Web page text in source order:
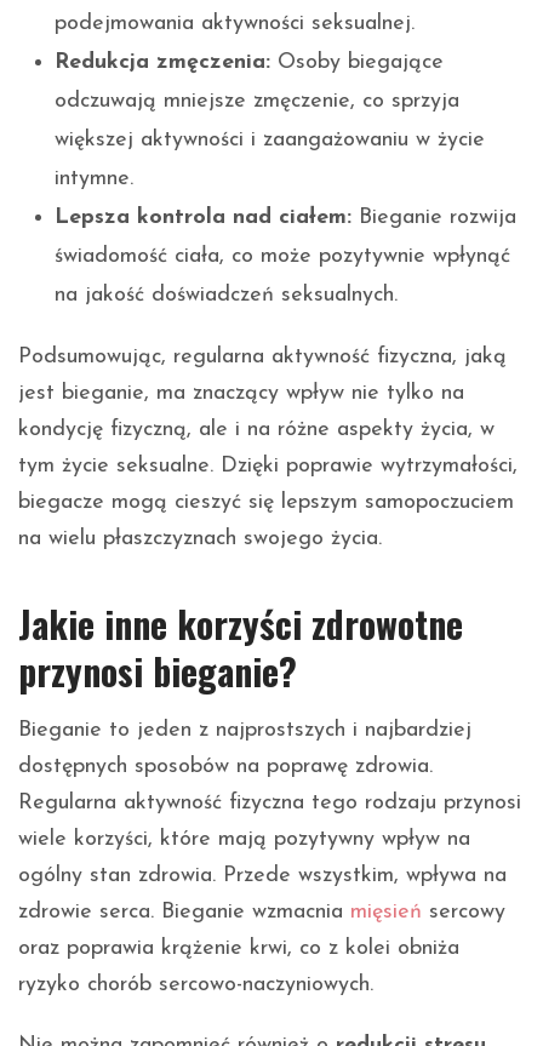
podejmowania aktywności seksualnej.
Redukcja zmęczenia: Osoby biegające
odczuwają mniejsze zmęczenie, co sprzyja
większej aktywności i zaangażowaniu w życie
intymne.
Lepsza kontrola nad ciałem: Bieganie rozwija
świadomość ciała, co może pozytywnie wpłynąć
na jakość doświadczeń seksualnych.
Podsumowując, regularna aktywność fizyczna, jaką
jest bieganie, ma znaczący wpływ nie tylko na
kondycję fizyczną, ale i na różne aspekty życia, w
tym życie seksualne. Dzięki poprawie wytrzymałości,
biegacze mogą cieszyć się lepszym samopoczuciem
na wielu płaszczyznach swojego życia.
Jakie inne korzyści zdrowotne
przynosi bieganie?
Bieganie to jeden z najprostszych i najbardziej
dostępnych sposobów na poprawę zdrowia.
Regularna aktywność fizyczna tego rodzaju przynosi
wiele korzyści, które mają pozytywny wpływ na
ogólny stan zdrowia. Przede wszystkim, wpływa na
zdrowie serca. Bieganie wzmacnia mięsień sercowy
oraz poprawia krążenie krwi, co z kolei obniża
ryzyko chorób sercowo-naczyniowych.